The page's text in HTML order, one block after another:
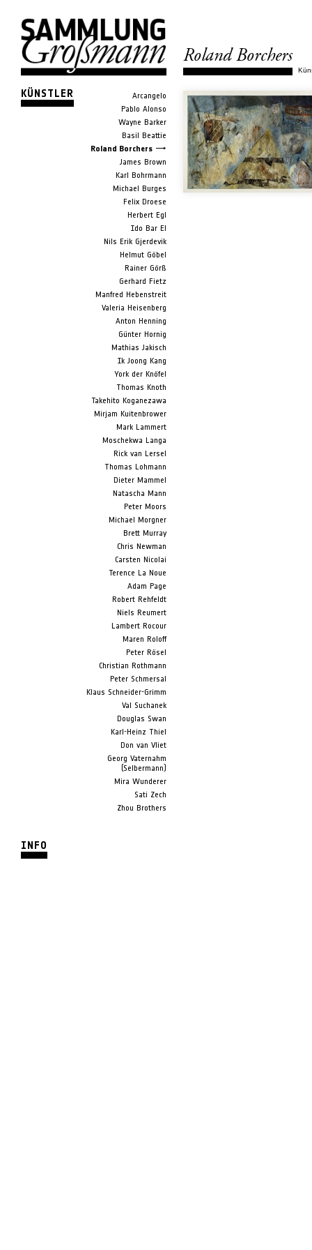
KÜNSTLER
Arcangelo
Pablo Alonso
Wayne Barker
Basil Beattie
Roland Borchers
James Brown
Karl Bohrmann
Michael Burges
Felix Droese
Herbert Egl
Ido Bar El
Nils Erik Gjerdevik
Helmut Göbel
Rainer Görß
Gerhard Fietz
Manfred Hebenstreit
Valeria Heisenberg
Anton Henning
Günter Hornig
Mathias Jakisch
Ik Joong Kang
York der Knöfel
Thomas Knoth
Takehito Koganezawa
Mirjam Kuitenbrower
Mark Lammert
Moschekwa Langa
Rick van Lersel
Thomas Lohmann
Dieter Mammel
Natascha Mann
Peter Moors
Michael Morgner
Brett Murray
Chris Newman
Carsten Nicolai
Terence La Noue
Adam Page
Robert Rehfeldt
Niels Reumert
Lambert Rocour
Maren Roloff
Peter Rösel
Christian Rothmann
Peter Schmersal
Klaus Schneider-Grimm
Val Suchanek
Douglas Swan
Karl-Heinz Thiel
Don van Vliet
Georg Vaternahm
(Selbermann)
Mira Wunderer
Sati Zech
Zhou Brothers
INFO
Roland Borchers